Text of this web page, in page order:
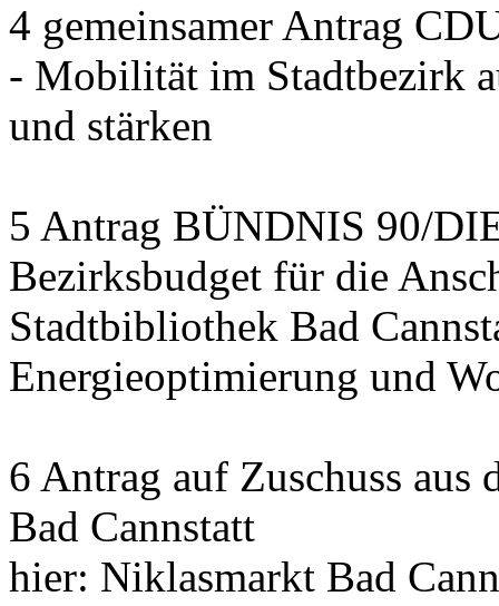
4 gemeinsamer Antrag
- Mobilität im Stadtbezirk
und stärken
5 Antrag BÜNDNIS 90/
Bezirksbudget für die
Stadtbibliothek Bad
Energieoptimierung und
6 Antrag auf Zuschuss
Bad Cannstatt
hier: Niklasmarkt Bad